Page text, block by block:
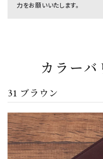
力をお願いいたします。
カラーバ
31 ブラウン